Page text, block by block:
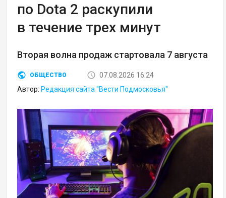
по Dota 2 раскупили
в течение трех минут
Вторая волна продаж стартовала 7 августа
ОБЩЕСТВО
07.08.2026 16:24
Автор: Редакция сайта "Вести Подмосковья"